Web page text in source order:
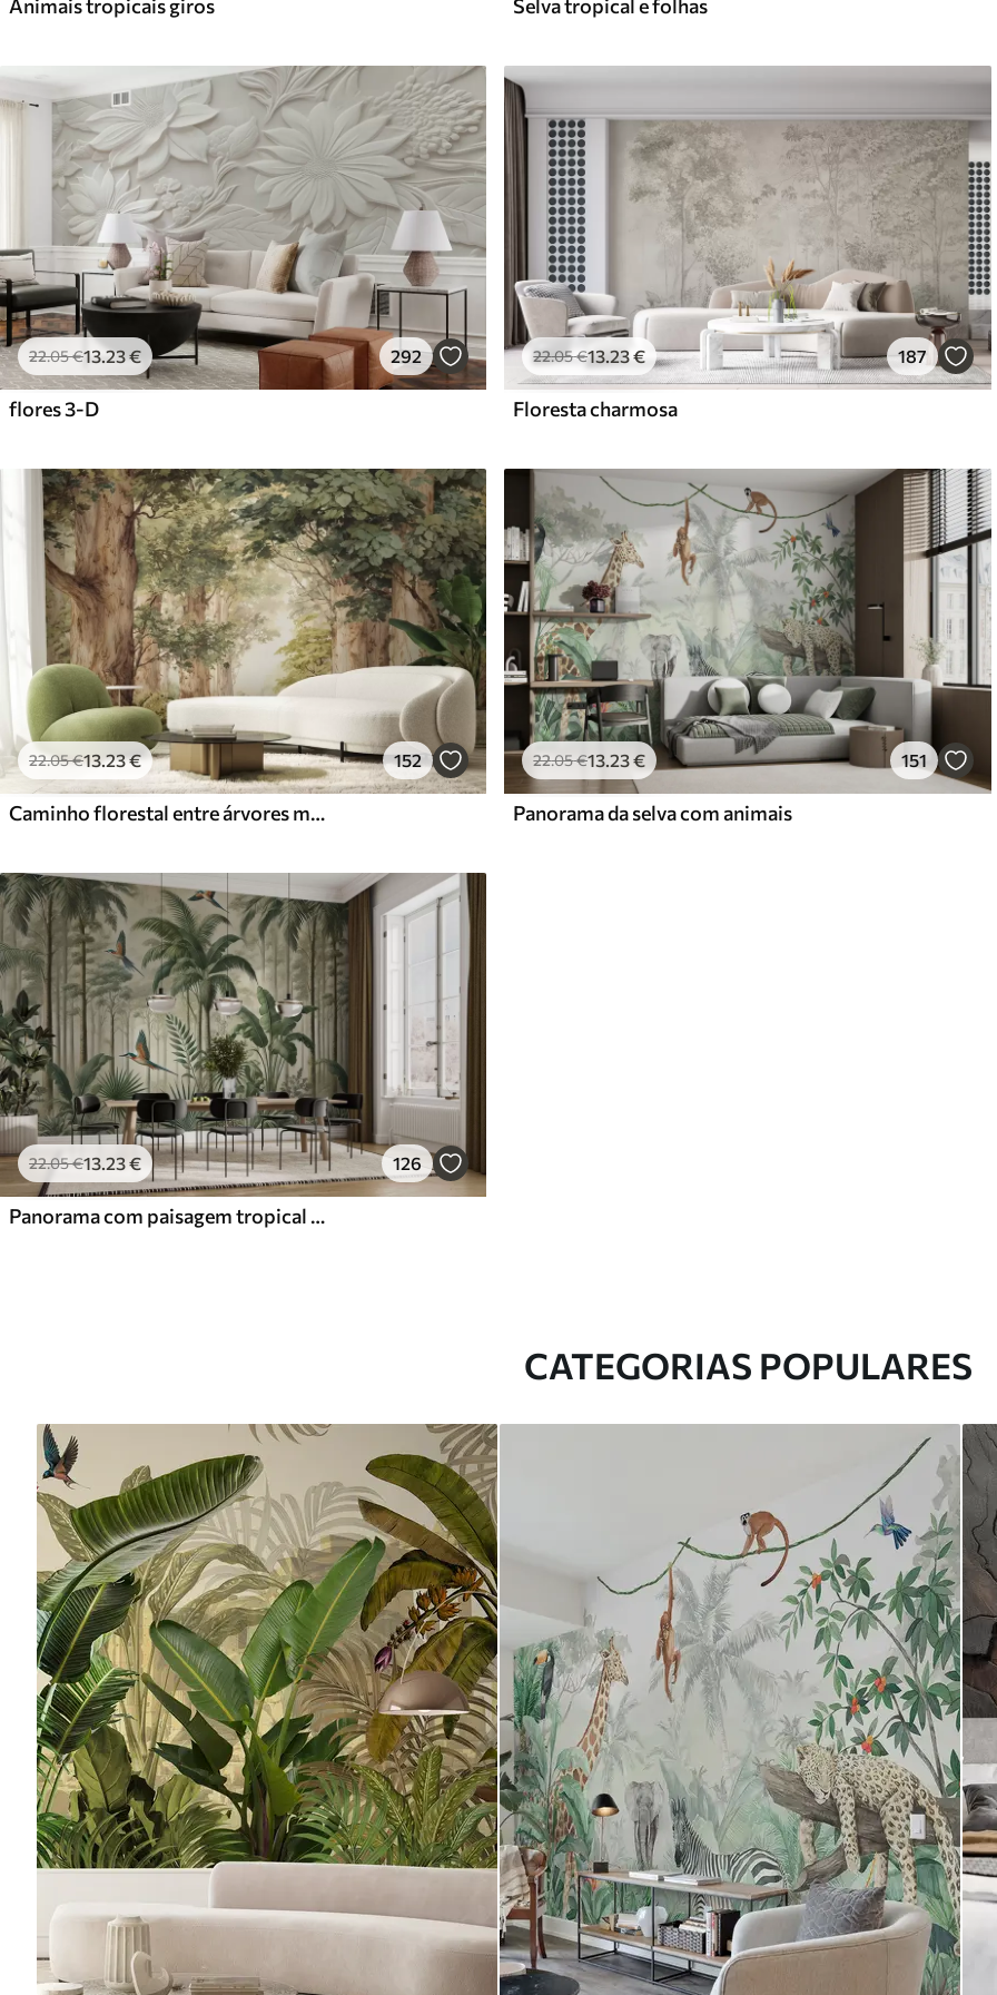
Animais tropicais giros Selva tropical e folhas
22.05€13.23€ 292
flores 3-D
22.05€13.23€ 187
Floresta charmosa
22.05€13.23€ 152
Caminho florestal entre árvores majestosas em estilo aquarela
22.05€13 .23€ 151
Panorama da selva com animais
22.05€13.23€ 126
Panorama com paisagem tropical e aves
CATEGORIAS POPULARES